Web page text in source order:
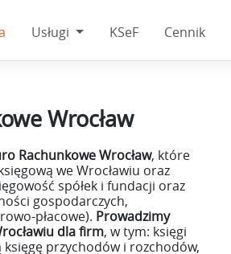
Usługi KSeF Cennik
Wrocław
Rachunkowe Wrocław, które
we Wrocławiu oraz
spółek i fundacji oraz
gospodarczych,
płacowe). Prowadzimy
dla firm, w tym: księgi
przychodów i rozchodów,